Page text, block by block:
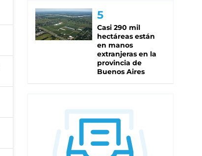
Casi 290 mil
hectáreas están
en manos
extranjeras en la
provincia de
Buenos Aires